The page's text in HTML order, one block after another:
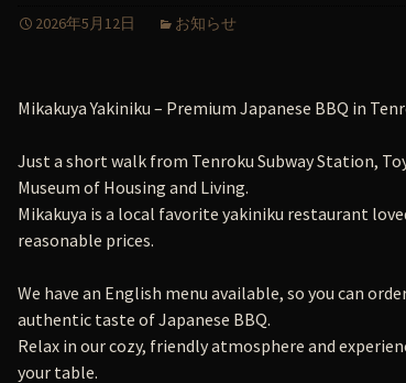
2026年5月12日 お知らせ
Mikakuya Yakiniku – Premium Japanese BBQ in
Just a short walk from Tenroku Subway Station,
Museum of Housing and Living.
Mikakuya is a local favorite yakiniku restaurant
reasonable prices.
We have an English menu available, so you can
authentic taste of Japanese BBQ.
Relax in our cozy, friendly atmosphere and
your table.